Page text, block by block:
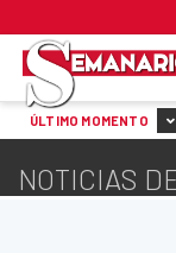
ÚLTIMO MOMENTO
NOTICIAS